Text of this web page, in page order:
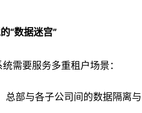
“数据迷宫”
需要服务多重租户场景：
总部与各子公司间的数据隔离